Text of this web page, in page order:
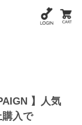
】人気
購入で